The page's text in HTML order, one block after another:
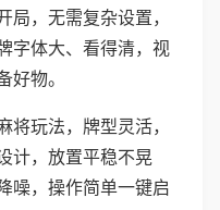
，无需复杂设置，
字体大、看得清，视
物。
玩法，牌型灵活，
计，放置平稳不晃
噪，操作简单一键启